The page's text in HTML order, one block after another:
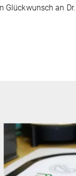
Glückwunsch an